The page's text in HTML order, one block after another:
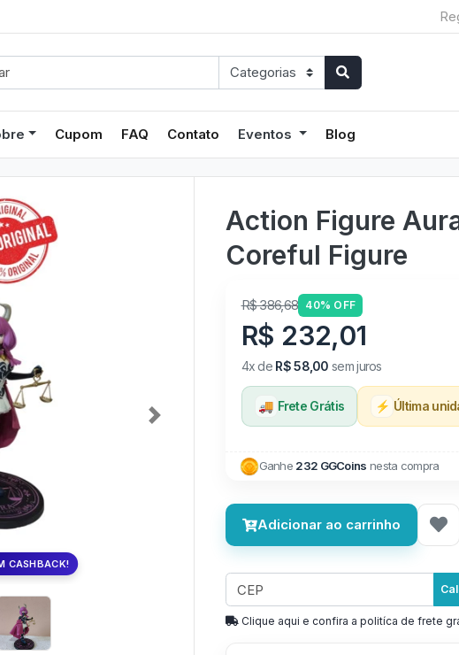
Cupom FAQ Contato Eventos Blog
CASHBACK!
Next
Action Figure
Coreful Figure
R$ 386,68 40% OFF
R$ 232,01
4x de R$ 58,00 sem juros
🚚 Frete Grátis ⚡ Última
Ganhe 232 GGCoins nesta compra
Adicionar ao carrinho
Clique aqui e confira a politíca de frete